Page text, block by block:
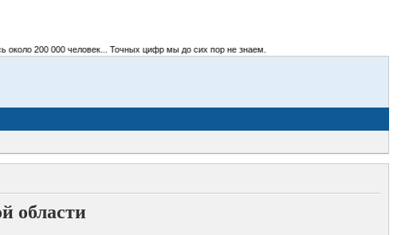
200 000 человек... Точных цифр мы до сих пор не знаем.
области